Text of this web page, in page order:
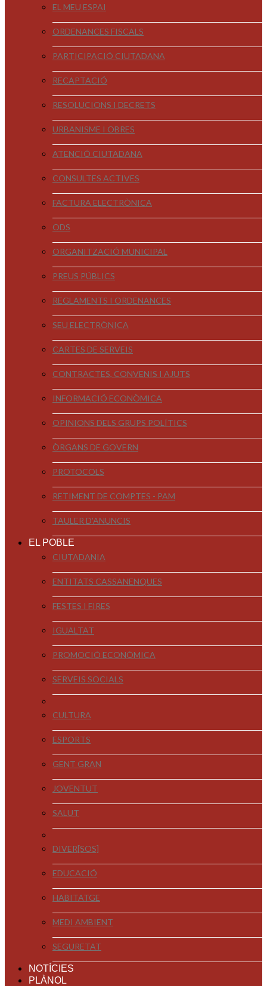
EL MEU ESPAI
ORDENANCES FISCALS
PARTICIPACIÓ CIUTADANA
RECAPTACIÓ
RESOLUCIONS I DECRETS
URBANISME I OBRES
ATENCIÓ CIUTADANA
CONSULTES ACTIVES
FACTURA ELECTRÒNICA
ODS
ORGANITZACIÓ MUNICIPAL
PREUS PÚBLICS
REGLAMENTS I ORDENANCES
SEU ELECTRÒNICA
CARTES DE SERVEIS
CONTRACTES, CONVENIS I AJUTS
INFORMACIÓ ECONÒMICA
OPINIONS DELS GRUPS POLÍTICS
ÒRGANS DE GOVERN
PROTOCOLS
RETIMENT DE COMPTES - PAM
TAULER D'ANUNCIS
EL POBLE
CIUTADANIA
ENTITATS CASSANENQUES
FESTES I FIRES
IGUALTAT
PROMOCIÓ ECONÒMICA
SERVEIS SOCIALS
CULTURA
ESPORTS
GENT GRAN
JOVENTUT
SALUT
DIVER[SOS]
EDUCACIÓ
HABITATGE
MEDI AMBIENT
SEGURETAT
NOTÍCIES
PLÀNOL